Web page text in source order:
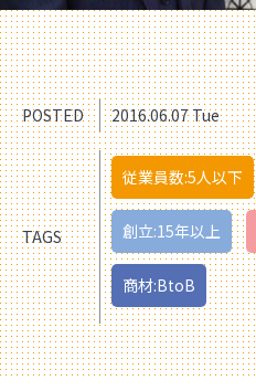
POSTED 2016.06.07 Tue
TAGS
従業員数:5人以下
創立:15年以上
商材:BtoB